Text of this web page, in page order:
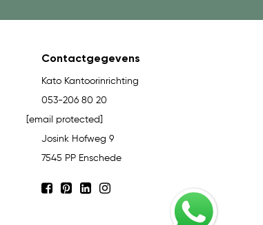
Contactgegevens
Kato Kantoorinrichting
053-206 80 20
[email protected]
Josink Hofweg 9
7545 PP Enschede